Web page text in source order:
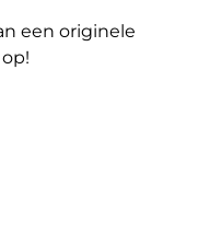
een originele
op!